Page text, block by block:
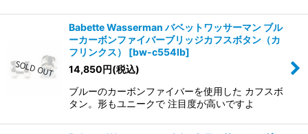
Babette Wasserman バベットワッサーマン ブル
ーカーボンファイバーブリッジカフスボタン（カ
フリンクス）
[bw-c554lb]
14,850円(税込)
ブルーのカーボンファイバーを使用した カフスボ
タン。形もユニークで 注目度が高いですよ